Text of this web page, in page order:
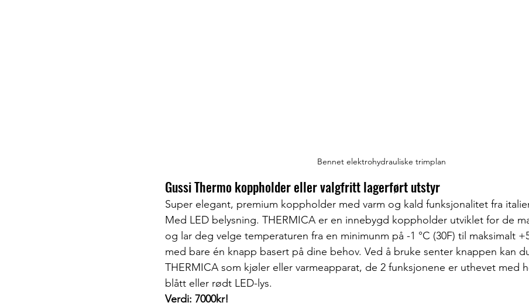
Bennet elektrohydrauliske trimplan
Gussi Thermo koppholder eller valgfritt lagerført utstyr
Super elegant, premium koppholder med varm og kald funksjonalitet fra
Med LED belysning. THERMICA er en innebygd koppholder utviklet for de
og lar deg velge temperaturen fra en minimunm på -1 °C (30F) til maksimalt
med bare én knapp basert på dine behov. Ved å bruke senter knappen kan
THERMICA som kjøler eller varmeapparat, de 2 funksjonene er uthevet med
blått eller rødt LED-lys.
Verdi: 7000kr!